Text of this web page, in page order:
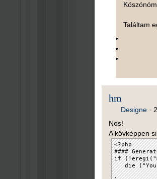
Találtam
hm
Designe·
Nos!
A kövképpen
<?php
####
if
die ("You